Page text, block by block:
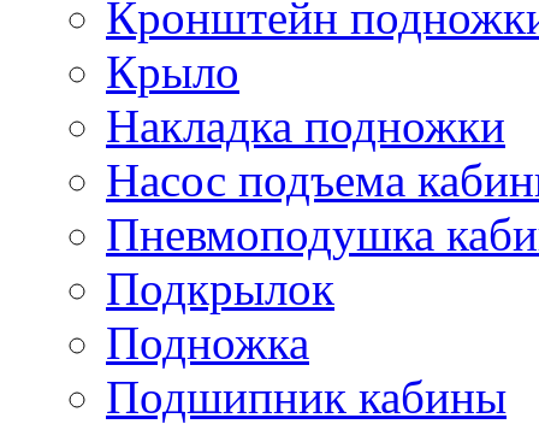
Кронштейн
Крыло
Накладка подножки
Насос подъема
Пневмоподушка
Подкрылок
Подножка
Подшипник кабины